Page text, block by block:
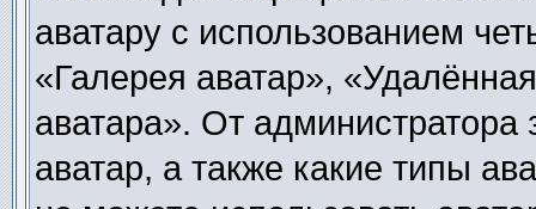
аватару с использованием
«Галерея аватар»,
аватара». От администратора
аватар, а также какие типы